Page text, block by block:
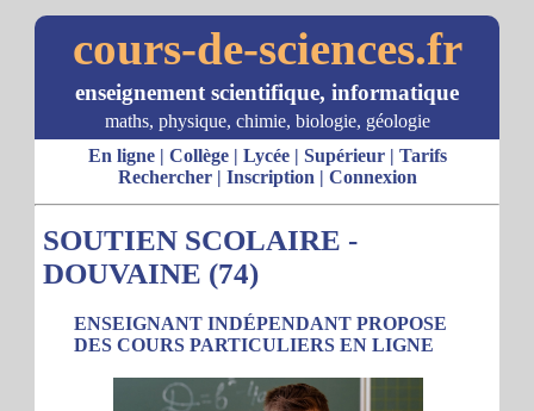
cours-de-sciences.fr
enseignement scientifique, informatique
maths, physique, chimie, biologie, géologie
En ligne| Collège| Lycée| Supérieur| Tarifs
Rechercher| Inscription | Connexion
SOUTIEN SCOLAIRE -
DOUVAINE (74)
ENSEIGNANT INDÉPENDANT PROPOSE
DES COURS PARTICULIERS EN LIGNE